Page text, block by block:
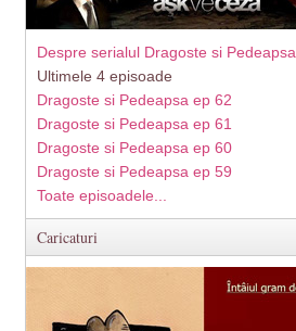
Despre serialul Dragoste si Pedeapsa
Ultimele 4 episoade
Dragoste si Pedeapsa ep 62
Dragoste si Pedeapsa ep 61
Dragoste si Pedeapsa ep 60
Dragoste si Pedeapsa ep 59
Toate episoadele...
Caricaturi